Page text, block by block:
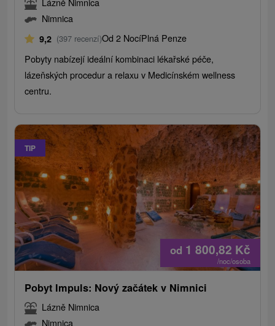
Nimnica
9,2 (397 recenzí)Od 2 NocíPlná Penze
Pobyty nabízejí ideální kombinaci lékařské péče,
lázeňských procedur a relaxu v Medicínském wellness
centru.
TIP
od 1 800,82 Kč
/noc/osoba
Pobyt Impuls: Nový začátek v Nimnici
Lázně Nimnica
Nimnica